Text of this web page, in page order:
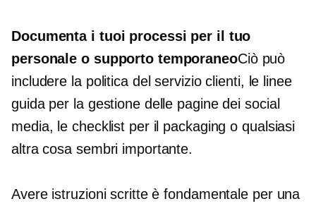
Documenta i tuoi processi per il tuo
personale o supporto temporaneoCiò può
includere la politica del servizio clienti, le linee
guida per la gestione delle pagine dei social
media, le checklist per il packaging o qualsiasi
altra cosa sembri importante.
Avere istruzioni scritte è fondamentale per una